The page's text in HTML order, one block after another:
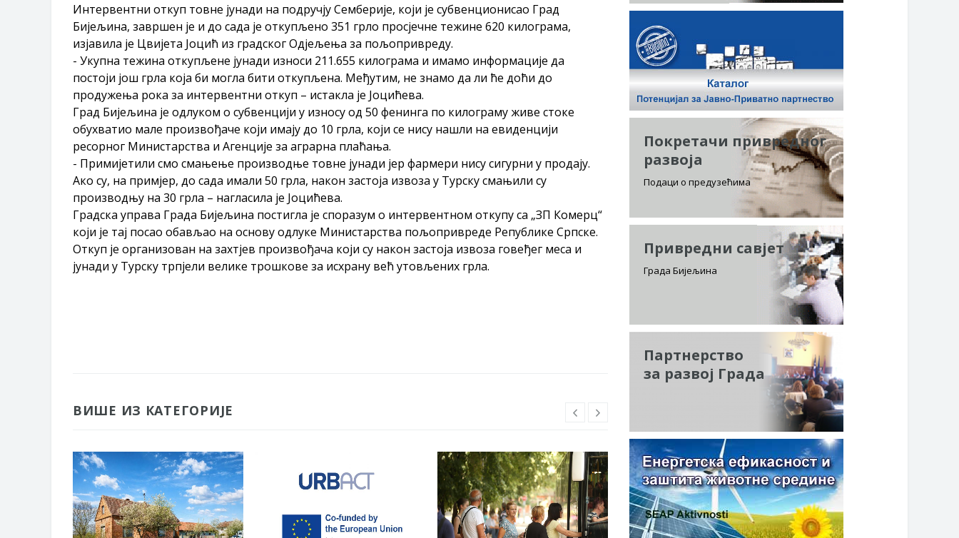
​Интервентни откуп товне јунади на подручју Семберије, који је субвенционисао Град
Бијељина, завршен је и до сада је откупљено 351 грло просјечне тежине 620 килограма,
изјавила је Цвијета Јоцић из градског Одјељења за пољопривреду.
- Укупна тежина откупљене јунади износи 211.655 килограма и имамо информације да
постоји још грла која би могла бити откупљена. Међутим, не знамо да ли ће доћи до
продужења рока за интервентни откуп – истакла је Јоцићева.
Град Бијељина је одлуком о субвенцији у износу од 50 фенинга по килограму живе стоке
обухватио мале произвођаче који имају до 10 грла, који се нису нашли на евиденцији
ресорног Mинистарства и Агенције за аграрна плаћања.
- Примијетили смо смањење производње товне јунади јер фармери нису сигурни у продају.
Ако су, на примјер, до сада имали 50 грла, након застоја извоза у Турску смањили су
производњу на 30 грла – нагласила је Јоцићева.
Градска управа Града Бијељина постигла је споразум о интервентном откупу са „ЗП Комерц“
који је тај посао обављао на основу одлуке Министарства пољопривреде Републике Српске.
Откуп је организован на захтјев произвођача који су након застоја извоза говеђег меса и
јунади у Турску трпјели велике трошкове за исхрану већ утовљених грла.
ВИШЕ ИЗ КАТЕГОРИЈЕ
Покретачи привредног
развоја
Подаци о предузећима
Привредни савјет
Града Бијељина
Партнерство
за развој Града